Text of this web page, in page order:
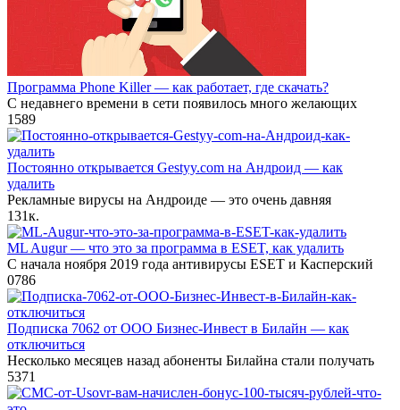
Программа Phone Killer — как работает, где скачать?
С недавнего времени в сети появилось много желающих
1589
Постоянно открывается Gestyy.com на Андроид — как
удалить
Рекламные вирусы на Андроиде — это очень давняя
131к.
ML Augur — что это за программа в ESET, как удалить
С начала ноября 2019 года антивирусы ESET и Касперский
0786
Подписка 7062 от ООО Бизнес-Инвест в Билайн — как
отключиться
Несколько месяцев назад абоненты Билайна стали получать
5371